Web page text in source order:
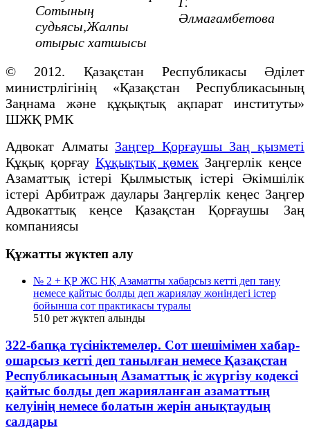
Сотының
судьясы,Жалпы
отырыс хатшысы
Әлмағамбетова
© 2012. Қазақстан Республикасы Әділет
министрлігінің «Қазақстан Республикасының
Заңнама және құқықтық ақпарат институты»
ШЖҚ РМК
Адвокат Алматы Заңгер Қорғаушы Заң қызметі
Құқық қорғау Құқықтық қөмек Заңгерлік кеңсе
Азаматтық істері Қылмыстық істері Әкімшілік
істері Арбитраж даулары Заңгерлік кеңес Заңгер
Адвокаттық кеңсе Қазақстан Қорғаушы Заң
компаниясы
Құжатты жүктеп алу
№ 2 + ҚР ЖС НҚ Азаматты хабарсыз кетті деп тану
немесе қайтыс болды деп жариялау жөніндегі істер
бойынша сот практикасы туралы
510 рет жүктеп алынды
322-бапқа түсініктемелер. Сот шешімімен хабар-
ошарсыз кетті деп танылған немесе Қазақстан
Республикасының Азаматтық іс жүргізу кодексі
қайтыс болды деп жарияланған азаматтың
келуінің немесе болатын жерін анықтаудың
салдары